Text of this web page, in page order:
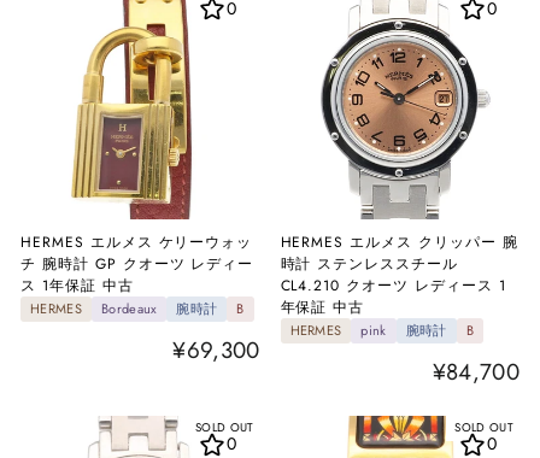
HERMES エルメス ケリーウォッ
チ 腕時計 GP クオーツ レディー
ス 1年保証 中古
HERMES Bordeaux 腕時計 B
¥69,300
0
HERMES エルメス クリッパー 腕
時計 ステンレススチール
CL4.210 クオーツ レディース 1
年保証 中古
HERMES pink 腕時計 B
¥84,700
0
SOLD OUT
0
SOLD OUT
0